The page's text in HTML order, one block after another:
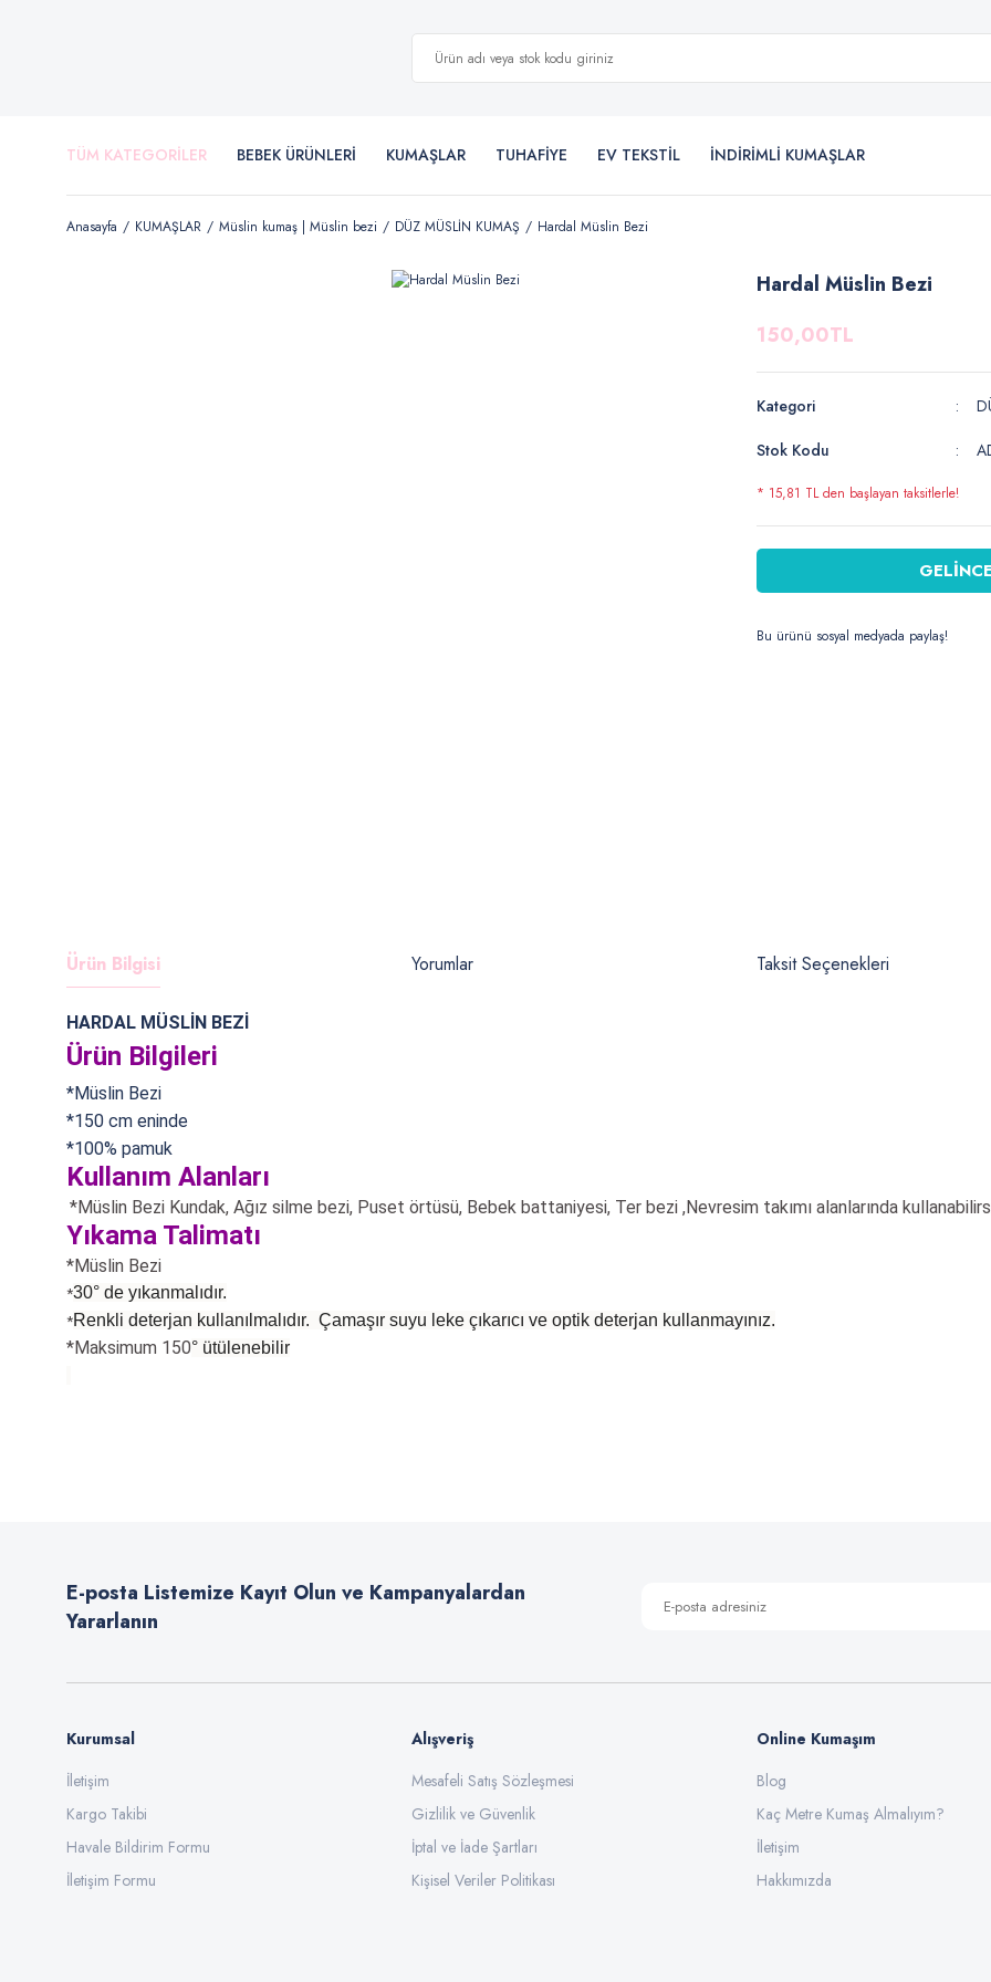
TÜM KATEGORİLER BEBEK ÜRÜNLERİ KUMAŞLAR TUHAFİYE EV TEKSTİL İNDİRİMLİ KUMAŞLAR
Anasayfa KUMAŞLAR Müslin kumaş | Müslin bezi DÜZ MÜSLİN KUMAŞ Hardal Müslin Bezi
Hardal Müslin Bezi
150,00TL
Kategori
Stok Kodu
* 15,81 TL den başlayan taksitlerle!
Bu ürünü sosyal medyada paylaş!
Ürün Bilgisi Yorumlar Taksit Seçenekleri
HARDAL MÜSLİN BEZİ
Ürün Bilgileri
*Müslin Bezi
*150 cm eninde
*100% pamuk
Kullanım Alanları
*Müslin Bezi Kundak, Ağız silme bezi, Puset örtüsü, Bebek battaniyesi, Ter bezi ,Nevresim takımı alanlarında
Yıkama Talimatı
*Müslin Bezi
*30° de yıkanmalıdır.
*Renkli deterjan kullanılmalıdır. Çamaşır suyu leke çıkarıcı ve optik deterjan kullanmayınız.
*Maksimum 150° ütülenebilir
Ürün bilgilerinde hatalar bulunuyor.
Ürün fiyatı diğer sitelerden daha pahalı.
Gönder
E-posta Listemize Kayıt Olun ve Kampanyalardan
Yararlanın
Kurumsal
İletişim
Kargo Takibi
Havale Bildirim Formu
İletişim Formu
Alışveriş
Mesafeli Satış Sözleşmesi
Gizlilik ve Güvenlik
İptal ve İade Şartları
Kişisel Veriler Politikası
Online Kumaşım
Blog
Kaç Metre Kumaş Almalıyım?
İletişim
Hakkımızda